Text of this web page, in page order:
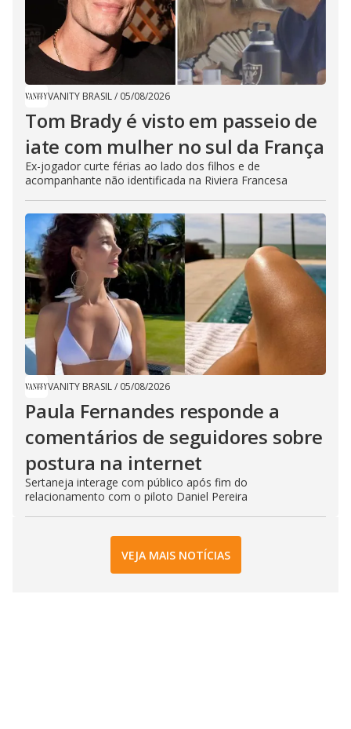
VANITY BRASIL/ 05/08/2026
Tom Brady é visto em passeio de
iate com mulher no sul da França
Ex-jogador curte férias ao lado dos filhos e de
acompanhante não identificada na Riviera Francesa
VANITY BRASIL/ 05/08/2026
Paula Fernandes responde a
comentários de seguidores sobre
postura na internet
Sertaneja interage com público após fim do
relacionamento com o piloto Daniel Pereira
VEJA MAIS NOTÍCIAS